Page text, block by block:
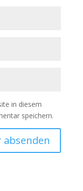
in diesem
speichern.